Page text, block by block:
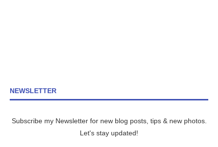
NEWSLETTER
Subscribe my Newsletter for new blog posts, tips & new photos.
Let's stay updated!